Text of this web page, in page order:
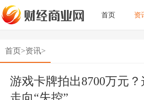
首页 资
首页>资讯>
游戏卡牌拍出8700万元